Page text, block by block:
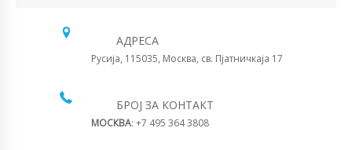
АДРЕСА
Русија, 115035, Москва, св. Пјатничкаја 17
БРОЈ ЗА КОНТАКТ
МОСКВА: +7 495 364 3808